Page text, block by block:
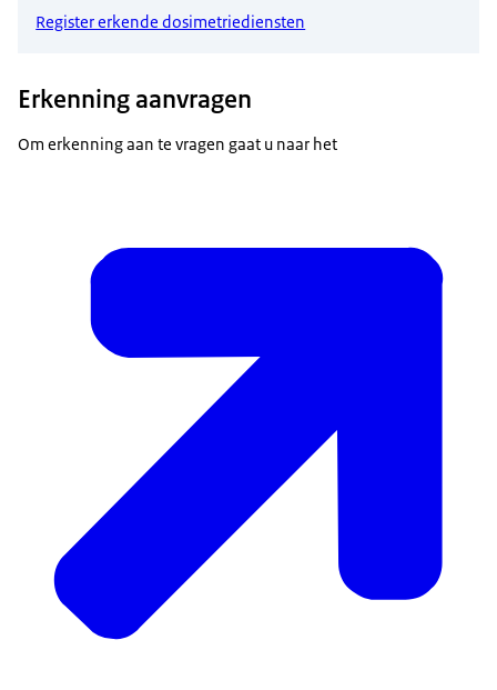
Register erkende dosimetriediensten
Erkenning aanvragen
Om erkenning aan te vragen gaat u naar het